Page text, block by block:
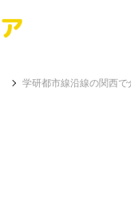
学研都市線沿線の関西